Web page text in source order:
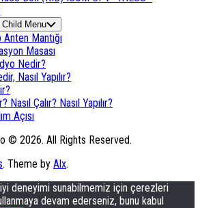
Child Menu
Mantığı
Masası
Nedir?
Nasıl Yapılır?
Nasıl Çalır? Nasıl Yapılır?
Açısı
© 2026. All Rights Reserved.
. Theme by Alx.
deneyimi sunabilmemiz için çerezleri
devam ederseniz, bunu kabul